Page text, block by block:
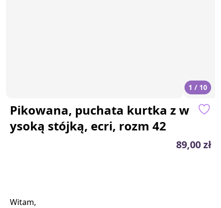
1 / 10
Pikowana, puchata kurtka z w
ysoką stójką, ecri, rozm 42
89,00 zł
Witam,